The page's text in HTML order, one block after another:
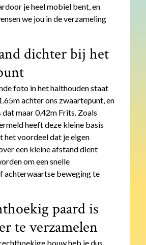
je heel mobiel bent, en
we jou in de verzameling
dichter bij het
foto in het halthouden staat
achter ons zwaartepunt, en
maar 0.42m Frits. Zoals
heeft deze kleine basis
het voordeel dat je eigen
een kleine afstand dient
om een snelle
achterwaartse beweging te
paard is
te verzamelen
bouw heb je dus